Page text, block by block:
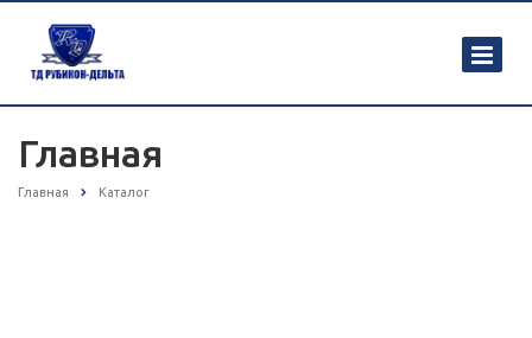
Главная
Главная Каталог